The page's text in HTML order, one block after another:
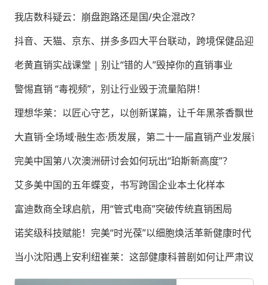
我店数科疑云：崩盘跑路还是国/央企混改？
抖音、天猫、京东、拼多多四大平台联动，跨境保健品迎来
老黄直销实战课堂 | 别让“错的人”毁掉你的直销事业
警惕直销 “毒视频”，别让行业毁于流量陷阱！
理想华莱：以匠心守艺，以创新谋篇，让千年黑茶香飘世界
大直销·全场域·融生态·质发展，第二十一届直销产业发展论
完美中国第八次澳洲研讨会如何玩出“珀斯新高度”？
艾多美中国的五年蝶变，书写跨国企业本土化样本
富迪数商全球启航，用“管式电商”突破传统直销困局
诺奖级科技赋能！完美“时光葆”以细胞焕活革新健康时代
当小沈阳遇上安利纽崔莱：这部健康科普剧如何让严肃议题